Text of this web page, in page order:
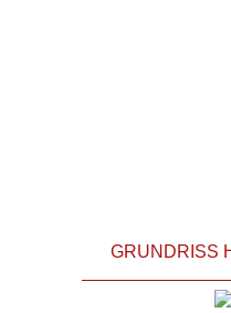
GRUNDRISS